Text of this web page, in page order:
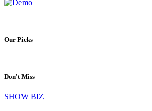
Our Picks
Don't Miss
SHOW BIZ